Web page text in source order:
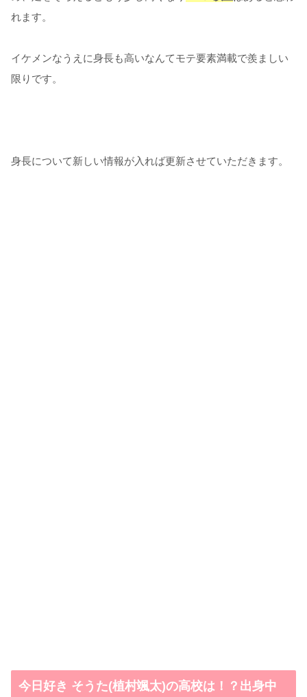
れます。
イケメンなうえに身長も高いなんてモテ要素満載で羨ましい
限りです。
身長について新しい情報が入れば更新させていただきます。
今日好き そうた(植村颯太)の高校は！？出身中